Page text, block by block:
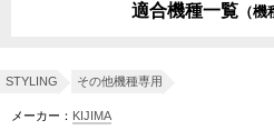
適合機種一覧（機
BVF1 BVF2
STYLING その他機種専用
メーカー： KIJIMA